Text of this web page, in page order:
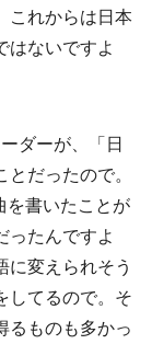
これからは日本
はないですよ
ダーが、「日
だったので。
書いたことが
ったんですよ
変えられそう
してるので。そ
るものも多かっ